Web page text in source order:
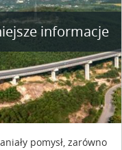
informacje
pomysł, zarówno